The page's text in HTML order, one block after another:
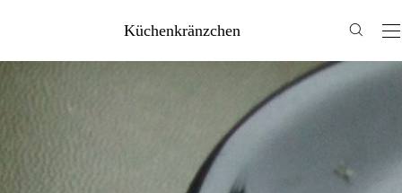
Küchenkränzchen